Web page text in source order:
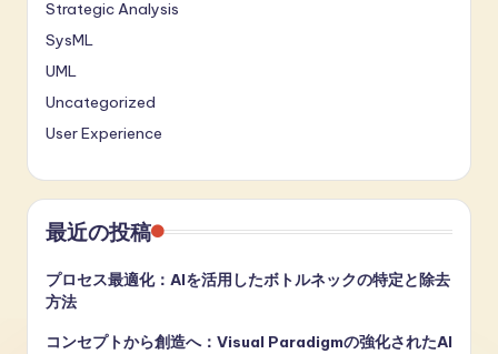
Strategic Analysis
SysML
UML
Uncategorized
User Experience
最近の投稿
プロセス最適化：AIを活用したボトルネックの特定と除去
方法
コンセプトから創造へ：Visual Paradigmの強化されたAI